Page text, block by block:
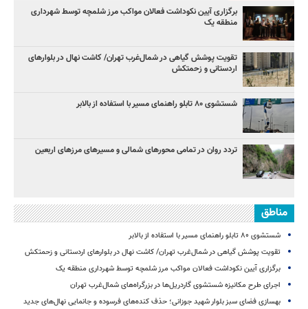
برگزاری آیین نکوداشت فعالان مواکب مرز شلمچه توسط شهرداری
منطقه یک
تقویت پوشش گیاهی در شمال‌غرب تهران/ کاشت نهال در بلوارهای
اردستانی و زحمتکش
شستشوی ۸۰ تابلو راهنمای مسیر با استفاده از بالابر
تردد روان در تمامی محورهای شمالی و مسیرهای مرزهای اربعین
مناطق
شستشوی ۸۰ تابلو راهنمای مسیر با استفاده از بالابر
تقویت پوشش گیاهی در شمال‌غرب تهران/ کاشت نهال در بلوارهای اردستانی و زحمتکش
برگزاری آیین نکوداشت فعالان مواکب مرز شلمچه توسط شهرداری منطقه یک
اجرای طرح مکانیزه شستشوی گاردریل‌ها در بزرگراه‌های شمال‌غرب تهران
بهسازی فضای سبز بلوار شهید جوزانی؛ حذف کنده‌های فرسوده و جانمایی نهال‌های جدید